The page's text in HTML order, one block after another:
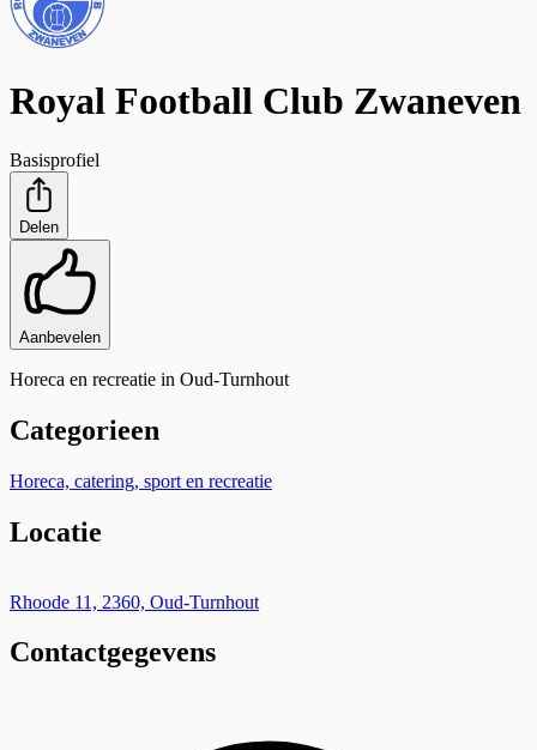
Royal Football Club Zwaneven
Basisprofiel
Delen
Aanbevelen
Horeca en recreatie in Oud-Turnhout
Categorieen
Horeca, catering, sport en recreatie
Locatie
+
−
Rhoode 11, 2360, Oud-Turnhout
Contactgegevens